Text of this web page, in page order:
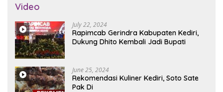
Video
July 22, 2024
Rapimcab Gerindra Kabupaten Kediri,
Dukung Dhito Kembali Jadi Bupati
June 25, 2024
Rekomendasi Kuliner Kediri, Soto Sate
Pak Di